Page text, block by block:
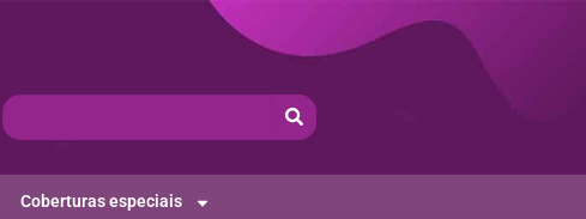
Coberturas especiais